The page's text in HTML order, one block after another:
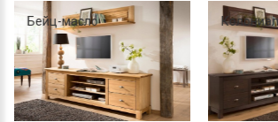
Бейц-масло Колониал